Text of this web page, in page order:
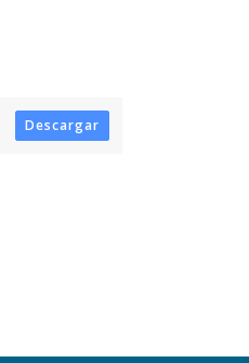
Descargar